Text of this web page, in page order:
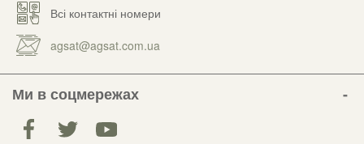
Всі контактні номери
agsat@agsat.com.ua
Ми в соцмережах